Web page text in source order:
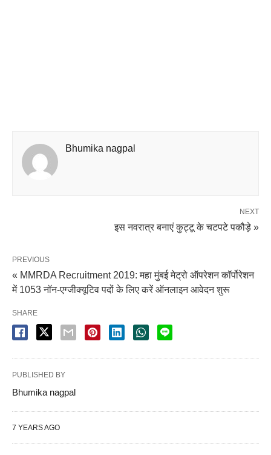
Bhumika nagpal
NEXT
इस नवरात्र बनाएं कुट्टू के चटपटे पकौड़े »
PREVIOUS
« MMRDA Recruitment 2019: महा मुंबई मेट्रो ऑपरेशन कॉर्पोरेशन
में 1053 नॉन-एग्जीक्यूटिव पदों के लिए करें ऑनलाइन आवेदन शुरू
SHARE
PUBLISHED BY
Bhumika nagpal
7 YEARS AGO